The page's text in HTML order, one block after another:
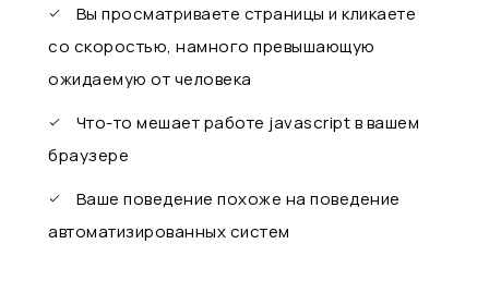
Вы просматриваете страницы и кликаете
со скоростью, намного превышающую
ожидаемую от человека
Что-то мешает работе javascript в вашем
браузере
Ваше поведение похоже на поведение
автоматизированных систем